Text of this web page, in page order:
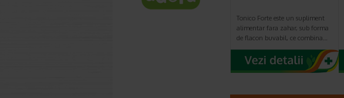
Tonico Forte este un supliment
alimentar fara zahar, sub forma
de flacon buvabil, ce combina…